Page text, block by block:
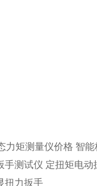
力矩测量仪价格 智能
手测试仪 定扭矩电动
扭力扳手